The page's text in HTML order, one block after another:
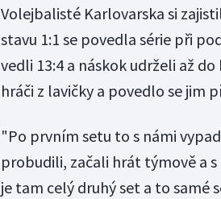
Volejbalisté Karlovarska si
stavu 1:1 se povedla série při
vedli 13:4 a náskok udrželi až
hráči z lavičky a povedlo se jim
"Po prvním setu to s námi
probudili, začali hrát týmově a
je tam celý druhý set a to samé